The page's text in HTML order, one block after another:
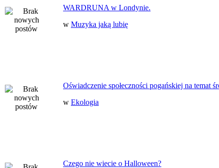
WARDRUNA w Londynie.
w Muzyka jaką lubię
Oświadczenie społeczności pogańskiej na temat
w Ekologia
Czego nie wiecie o Halloween?